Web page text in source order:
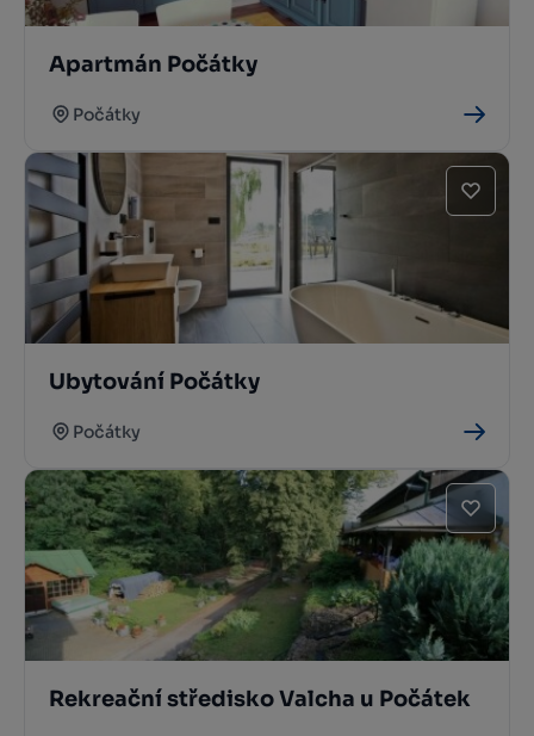
Apartmán Počátky
Počátky
Ubytování Počátky
Počátky
Rekreační středisko Valcha u Počátek